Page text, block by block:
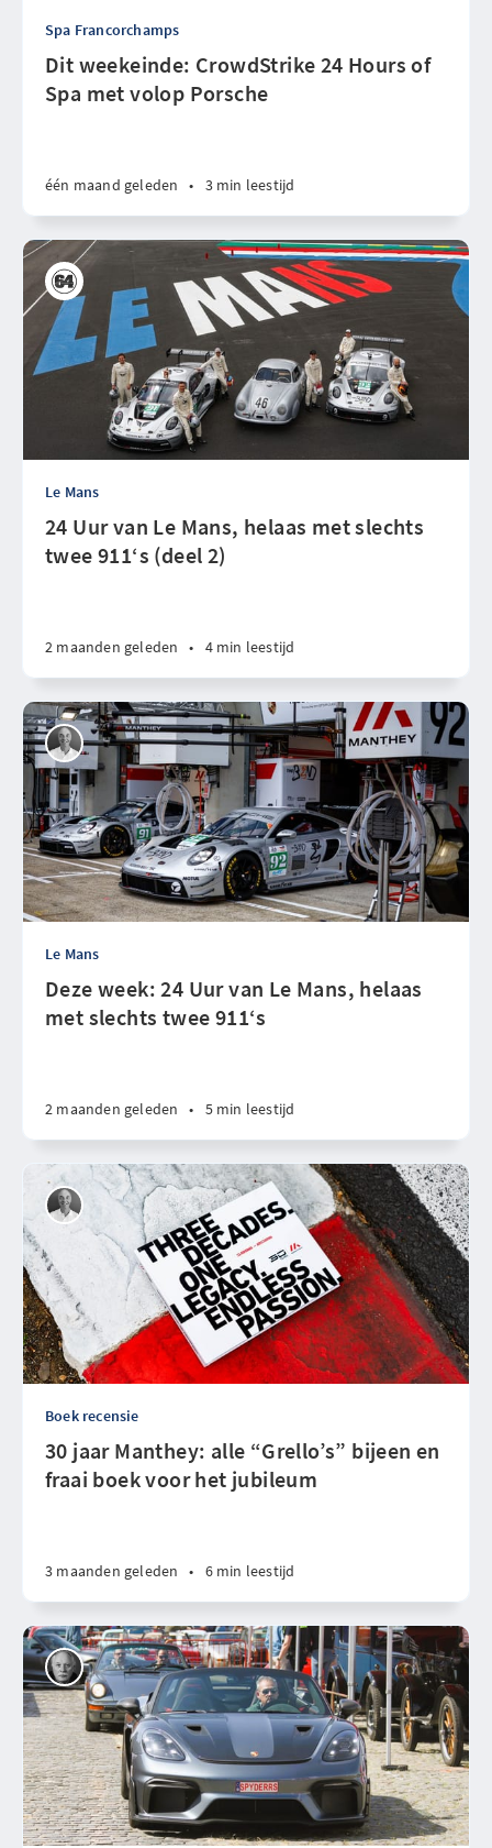
Spa Francorchamps
Dit weekeinde: CrowdStrike 24 Hours of
Spa met volop Porsche
één maand geleden • 3 min leestijd
Le Mans
24 Uur van Le Mans, helaas met slechts
twee 911‘s (deel 2)
2 maanden geleden • 4 min leestijd
Le Mans
Deze week: 24 Uur van Le Mans, helaas
met slechts twee 911‘s
2 maanden geleden • 5 min leestijd
Boek recensie
30 jaar Manthey: alle “Grello’s” bijeen en
fraai boek voor het jubileum
3 maanden geleden • 6 min leestijd